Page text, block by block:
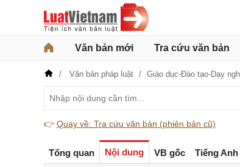
Văn bản mới Tra cứu văn bản
Văn bản pháp luật Giáo dục-Đào tạo-Dạy
👉 Quay về: Tra cứu văn bản (phiên bản cũ)
Tổng quan Nội dung VB gốc Tiếng Anh